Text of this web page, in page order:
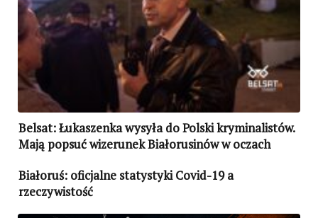
Belsat: Łukaszenka wysyła do Polski kryminalistów.
Mają popsuć wizerunek Białorusinów w oczach
Białoruś: oficjalne statystyki Covid-19 a
rzeczywistość